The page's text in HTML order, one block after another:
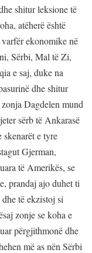
shitur leksione të
atëherë është
ekonomike në
Sërbi, Mal të Zi,
e saj, duke na
dhe shitur
Dagdelen mund
sërb të Ankarasë
e tyre
Gjerman,
të Amerikës, se
prandaj ajo duhet ti
të ekzistoj si
zonje se koha e
përgjithmonë dhe
më as nën Sërbi